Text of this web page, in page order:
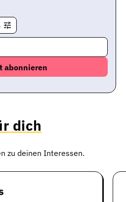
dich
zu deinen Interessen.